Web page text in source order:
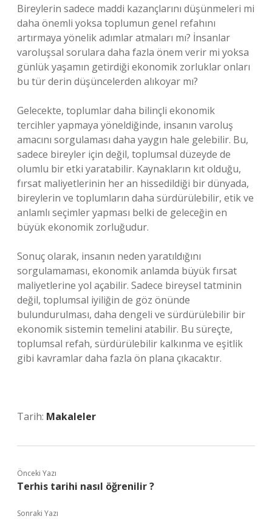
Bireylerin sadece maddi kazançlarını düşünmeleri mi
daha önemli yoksa toplumun genel refahını
artırmaya yönelik adımlar atmaları mı? İnsanlar
varoluşsal sorulara daha fazla önem verir mi yoksa
günlük yaşamın getirdiği ekonomik zorluklar onları
bu tür derin düşüncelerden alıkoyar mı?
Gelecekte, toplumlar daha bilinçli ekonomik
tercihler yapmaya yöneldiğinde, insanın varoluş
amacını sorgulaması daha yaygın hale gelebilir. Bu,
sadece bireyler için değil, toplumsal düzeyde de
olumlu bir etki yaratabilir. Kaynakların kıt olduğu,
fırsat maliyetlerinin her an hissedildiği bir dünyada,
bireylerin ve toplumların daha sürdürülebilir, etik ve
anlamlı seçimler yapması belki de geleceğin en
büyük ekonomik zorluğudur.
Sonuç olarak, insanın neden yaratıldığını
sorgulamaması, ekonomik anlamda büyük fırsat
maliyetlerine yol açabilir. Sadece bireysel tatminin
değil, toplumsal iyiliğin de göz önünde
bulundurulması, daha dengeli ve sürdürülebilir bir
ekonomik sistemin temelini atabilir. Bu süreçte,
toplumsal refah, sürdürülebilir kalkınma ve eşitlik
gibi kavramlar daha fazla ön plana çıkacaktır.
Tarih: Makaleler
Önceki Yazı
Terhis tarihi nasıl öğrenilir ?
Sonraki Yazı